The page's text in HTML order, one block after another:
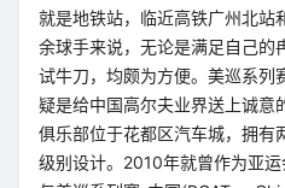
就是地铁站，临近高铁广州北站
余球手来说，无论是满足自己的
试牛刀，均颇为方便。美巡系列
疑是给中国高尔夫业界送上诚意
俱乐部位于花都区汽车城，拥有
级别设计。2010年就曾作为亚